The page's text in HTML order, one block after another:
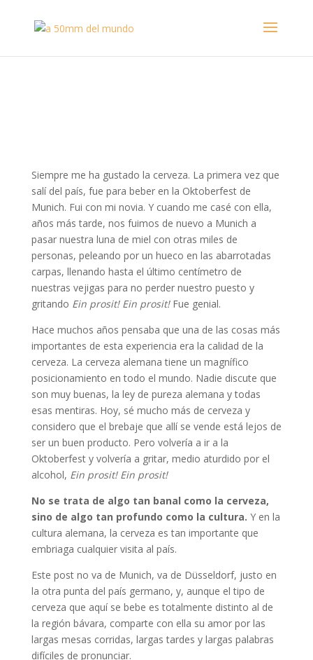
Siempre me ha gustado la cerveza. La primera vez que
salí del país, fue para beber en la Oktoberfest de
Munich. Fui con mi novia. Y cuando me casé con ella,
años más tarde, nos fuimos de nuevo a Munich a
pasar nuestra luna de miel con otras miles de
personas, peleando por un hueco en las abarrotadas
carpas, llenando hasta el último centímetro de
nuestras vejigas para no perder nuestro puesto y
gritando Ein prosit! Ein prosit!Fue genial.
Hace muchos años pensaba que una de las cosas más
importantes de esta experiencia era la calidad de la
cerveza. La cerveza alemana tiene un magnífico
posicionamiento en todo el mundo. Nadie discute que
son muy buenas, la ley de pureza alemana y todas
esas mentiras. Hoy, sé mucho más de cerveza y
considero que el brebaje que allí se vende está lejos de
ser un buen producto. Pero volvería a ir a la
Oktoberfest y volvería a gritar, medio aturdido por el
alcohol, Ein prosit! Ein prosit!
No se trata de algo tan banal como la cerveza,
sino de algo tan profundo como la cultura. Y en la
cultura alemana, la cerveza es tan importante que
embriaga cualquier visita al país.
Este post no va de Munich, va de Düsseldorf, justo en
la otra punta del país germano, y, aunque el tipo de
cerveza que aquí se bebe es totalmente distinto al de
la región bávara, comparte con ella su amor por las
largas mesas corridas, largas tardes y largas palabras
difíciles de pronunciar.